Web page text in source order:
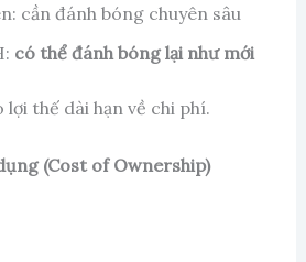
cần đánh bóng chuyên sâu
có thể đánh bóng lại như mới
thế dài hạn về chi phí.
(Cost of Ownership)